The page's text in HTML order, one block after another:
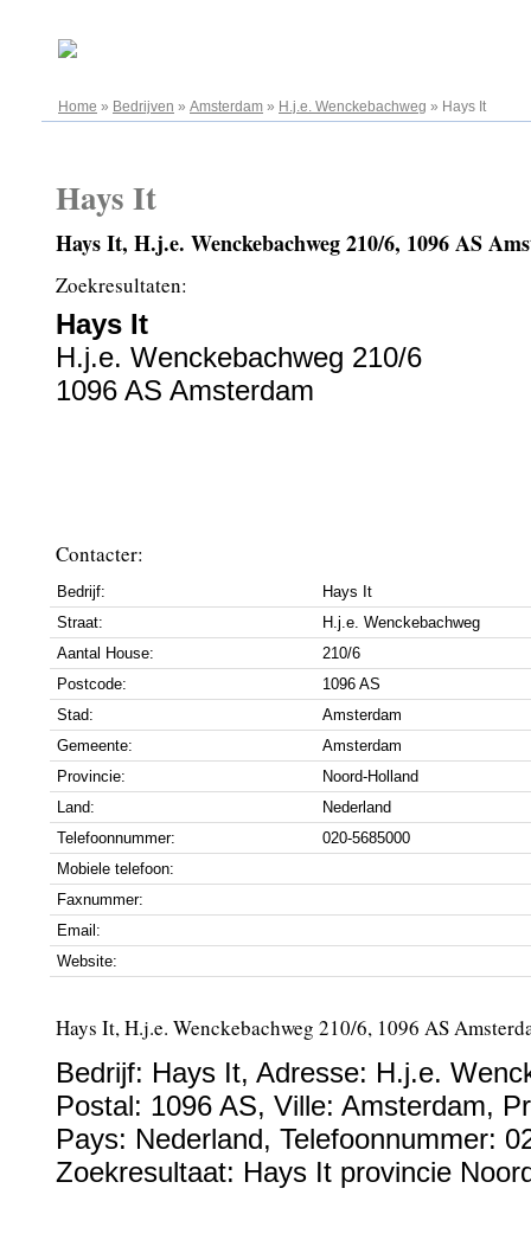
Home » Bedrijven » Amsterdam » H.j.e. Wenckebachweg » Hays It
Hays It
Hays It, H.j.e. Wenckebachweg 210/6, 1096 AS
Zoekresultaten:
Hays It
H.j.e. Wenckebachweg 210/6
1096 AS Amsterdam
Contacter:
Bedrijf:
Hays It
Straat:
H.j.e. Wenckebachweg
Aantal House:
210/6
Postcode:
1096 AS
Stad:
Amsterdam
Gemeente:
Amsterdam
Provincie:
Noord-Holland
Land:
Nederland
Telefoonnummer:
020-5685000
Mobiele telefoon:
Faxnummer:
Email:
Website:
Hays It, H.j.e. Wenckebachweg 210/6, 1096 AS
Bedrijf: Hays It, Adresse: H.j.e.
Postal: 1096 AS, Ville: Amsterdam,
Pays: Nederland, Telefoonnummer:
Zoekresultaat: Hays It provincie